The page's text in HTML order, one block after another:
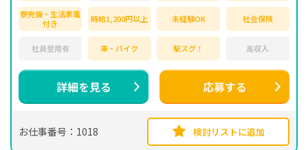
寮完備・生活家電
付き
時給1,200円以上 未経験OK 社会保険
社員登用有 車・バイク 駅スグ！ 高収入
詳細を見る 応募する
お仕事番号：1018 検討リストに追加